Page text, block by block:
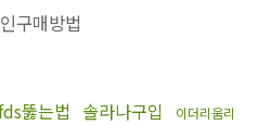
구매방법
뚫는법 솔라나구입
이더리움리